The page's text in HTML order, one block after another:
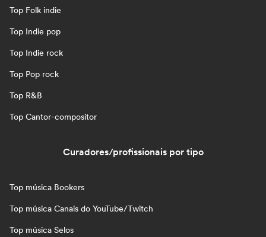
Top Folk indie
Top Indie pop
Top Indie rock
Top Pop rock
Top R&B
Top Cantor-compositor
Curadores/profissionais por tipo
Top música Bookers
Top música Canais do YouTube/Twitch
Top música Selos